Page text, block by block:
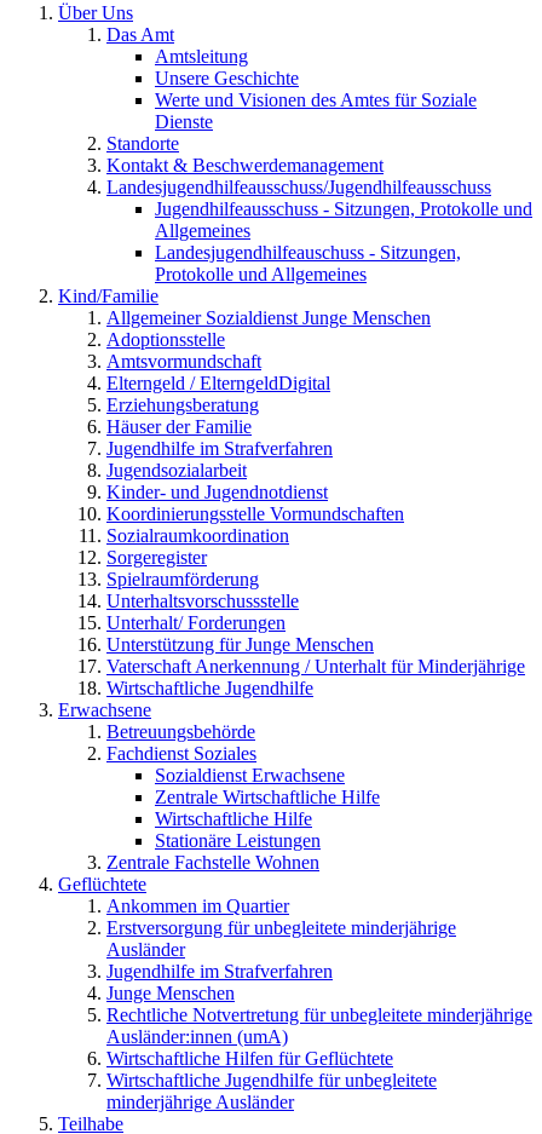
Über Uns
Das Amt
Amtsleitung
Unsere Geschichte
Werte und Visionen des Amtes für Soziale
Dienste
Standorte
Kontakt & Beschwerdemanagement
Landesjugendhilfeausschuss/Jugendhilfeausschuss
Jugendhilfeausschuss - Sitzungen, Protokolle und
Allgemeines
Landesjugendhilfeauschuss - Sitzungen,
Protokolle und Allgemeines
Kind/Familie
Allgemeiner Sozialdienst Junge Menschen
Adoptionsstelle
Amtsvormundschaft
Elterngeld / ElterngeldDigital
Erziehungsberatung
Häuser der Familie
Jugendhilfe im Strafverfahren
Jugendsozialarbeit
Kinder- und Jugendnotdienst
Koordinierungsstelle Vormundschaften
Sozialraumkoordination
Sorgeregister
Spielraumförderung
Unterhaltsvorschussstelle
Unterhalt/ Forderungen
Unterstützung für Junge Menschen
Vaterschaft Anerkennung / Unterhalt für Minderjährige
Wirtschaftliche Jugendhilfe
Erwachsene
Betreuungsbehörde
Fachdienst Soziales
Sozialdienst Erwachsene
Zentrale Wirtschaftliche Hilfe
Wirtschaftliche Hilfe
Stationäre Leistungen
Zentrale Fachstelle Wohnen
Geflüchtete
Ankommen im Quartier
Erstversorgung für unbegleitete minderjährige
Ausländer
Jugendhilfe im Strafverfahren
Junge Menschen
Rechtliche Notvertretung für unbegleitete minderjährige
Ausländer:innen (umA)
Wirtschaftliche Hilfen für Geflüchtete
Wirtschaftliche Jugendhilfe für unbegleitete
minderjährige Ausländer
Teilhabe